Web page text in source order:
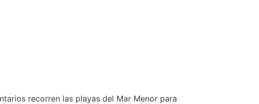
recorren las playas del Mar Menor para